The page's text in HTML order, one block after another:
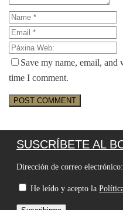
Save my name, email,
time I comment.
SUSCRÍBETE AL
Dirección de correo electrónico:
He leído y acepto la